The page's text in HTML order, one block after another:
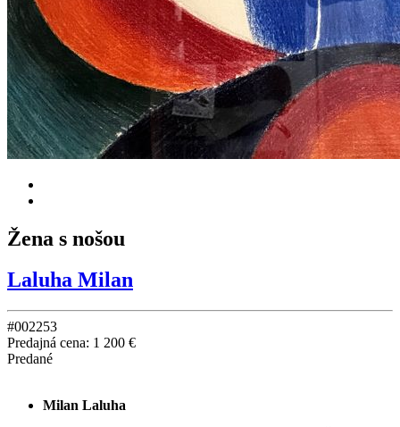
Žena s nošou
Laluha Milan
#002253
Predajná cena: 1 200 €
Predané
Milan Laluha